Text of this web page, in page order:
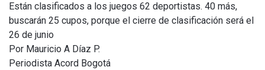
Están clasificados a los juegos 62 deportistas. 40 más,
buscarán 25 cupos, porque el cierre de clasificación será el
26 de junio
Por Mauricio A Díaz P.
Periodista Acord Bogotá